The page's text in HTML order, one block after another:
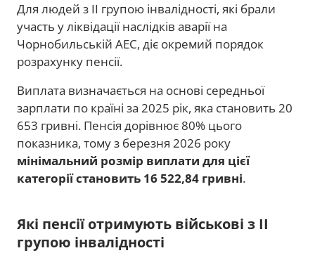
Для людей з II групою інвалідності, які брали
участь у ліквідації наслідків аварії на
Чорнобильській АЕС, діє окремий порядок
розрахунку пенсії.
Виплата визначається на основі середньої
зарплати по країні за 2025 рік, яка становить 20
653 гривні. Пенсія дорівнює 80% цього
показника, тому з березня 2026 року
мінімальний розмір виплати для цієї
категорії становить 16 522,84 гривні.
Які пенсії отримують військові з ІІ
групою інвалідності